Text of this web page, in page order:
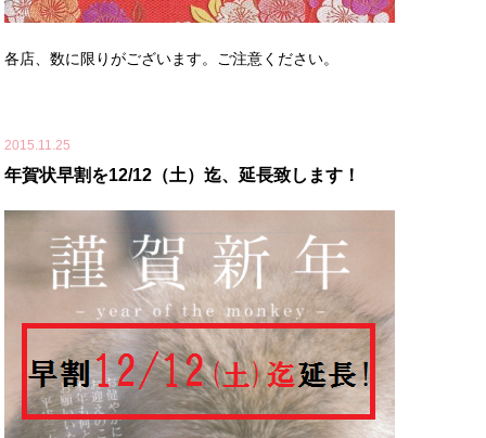
各店、数に限りがございます。ご注意ください。
2015.11.25
年賀状早割を12/12（土）迄、延長致します！